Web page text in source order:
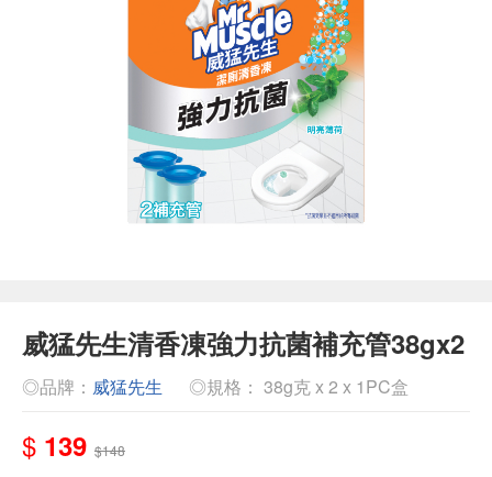
威猛先生清香凍強力抗菌補充管38gx2
◎品牌： 威猛先生 ◎規格： 38g克 x 2 x 1PC盒
$ 139 $148